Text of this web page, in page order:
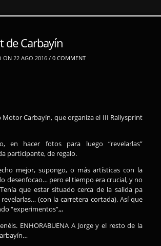
de Carbayín
ON 22 AGO 2016 / 0 COMMENT
Motor Carbayín, que organiza el III Rallysprint
en hacer fotos para luego “revelarlas”
participante, de regalo.
mejor, supongo, o más artísticas con la
desenfocao… pero el tiempo era crucial, y no
que estar situado cerca de la salida pa
(con la carretera cortada). Así que
“experimentos”,,,
ENHORABUENA A Jorge y el resto de la